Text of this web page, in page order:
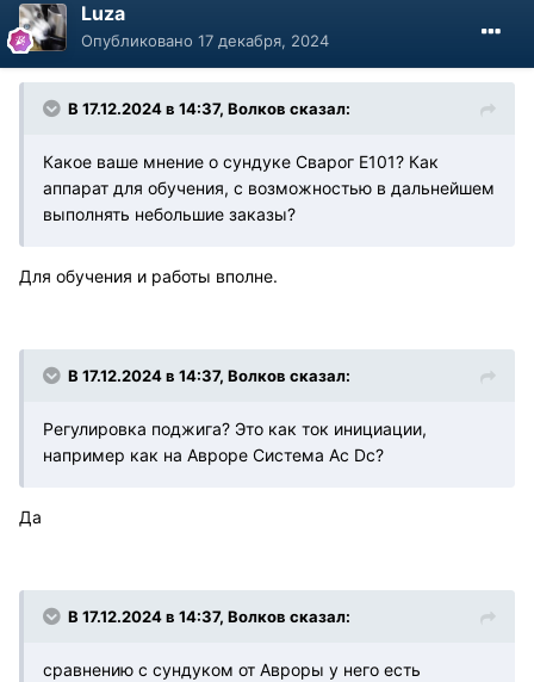
Luza
Опубликовано 17 декабря, 2024
В 17.12.2024 в 14:37, Волков сказал:
Какое ваше мнение о сундуке Сварог E101? Как
аппарат для обучения, с возможностью в дальнейшем
выполнять небольшие заказы?
Для обучения и работы вполне.
В 17.12.2024 в 14:37, Волков сказал:
Регулировка поджига? Это как ток инициации,
например как на Авроре Система Ac Dc?
Да
В 17.12.2024 в 14:37, Волков сказал:
сравнению с сундуком от Авроры у него есть